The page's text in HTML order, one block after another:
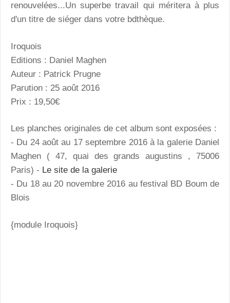
renouvelées...Un superbe travail qui méritera à plus
d'un titre de siéger dans votre bdthèque.
Iroquois
Editions : Daniel Maghen
Auteur : Patrick Prugne
Parution : 25 août 2016
Prix : 19,50€
Les planches originales de cet album sont exposées :
- Du 24 août au 17 septembre 2016 à la galerie Daniel
Maghen ( 47, quai des grands augustins , 75006
Paris) - Le site de la galerie
- Du 18 au 20 novembre 2016 au festival BD Boum de
Blois
{module Iroquois}